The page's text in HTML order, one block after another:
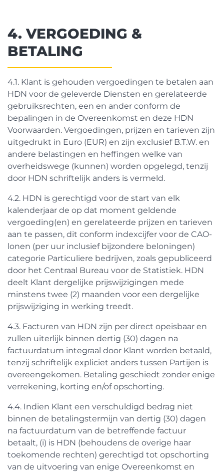
4. VERGOEDING &
BETALING
4.1. Klant is gehouden vergoedingen te betalen aan
HDN voor de geleverde Diensten en gerelateerde
gebruiksrechten, een en ander conform de
bepalingen in de Overeenkomst en deze HDN
Voorwaarden. Vergoedingen, prijzen en tarieven zijn
uitgedrukt in Euro (EUR) en zijn exclusief B.T.W. en
andere belastingen en heffingen welke van
overheidswege (kunnen) worden opgelegd, tenzij
door HDN schriftelijk anders is vermeld.
4.2. HDN is gerechtigd voor de start van elk
kalenderjaar de op dat moment geldende
vergoeding(en) en gerelateerde prijzen en tarieven
aan te passen, dit conform indexcijfer voor de CAO-
lonen (per uur inclusief bijzondere beloningen)
categorie Particuliere bedrijven, zoals gepubliceerd
door het Centraal Bureau voor de Statistiek. HDN
deelt Klant dergelijke prijswijzigingen mede
minstens twee (2) maanden voor een dergelijke
prijswijziging in werking treedt.
4.3. Facturen van HDN zijn per direct opeisbaar en
zullen uiterlijk binnen dertig (30) dagen na
factuurdatum integraal door Klant worden betaald,
tenzij schriftelijk expliciet anders tussen Partijen is
overeengekomen. Betaling geschiedt zonder enige
verrekening, korting en/of opschorting.
4.4. Indien Klant een verschuldigd bedrag niet
binnen de betalingstermijn van dertig (30) dagen
na factuurdatum van de betreffende factuur
betaalt, (i) is HDN (behoudens de overige haar
toekomende rechten) gerechtigd tot opschorting
van de uitvoering van enige Overeenkomst en